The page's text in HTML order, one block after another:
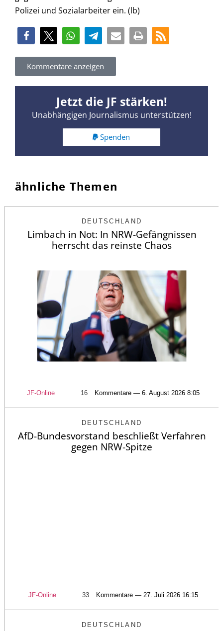
Polizei und Sozialarbeiter ein. (lb)
Kommentare anzeigen
Jetzt die JF stärken!
Unabhängigen Journalismus unterstützen!
Spenden
ähnliche Themen
DEUTSCHLAND
Limbach in Not: In NRW-Gefängnissen
herrscht das reinste Chaos
JF-Online 16 Kommentare — 6. August 2026 8:05
DEUTSCHLAND
AfD-Bundesvorstand beschließt Verfahren
gegen NRW-Spitze
JF-Online 33 Kommentare — 27. Juli 2026 16:15
DEUTSCHLAND